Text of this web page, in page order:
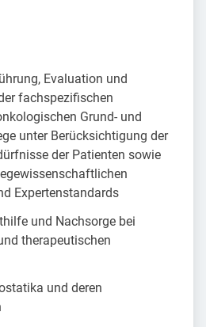
Evaluation und
fachspezifischen
Grund- und
unter Berücksichtigung der
der Patienten sowie
Expertenstandards
und Nachsorge bei
therapeutischen
und deren